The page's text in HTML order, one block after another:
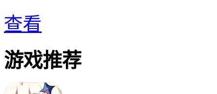
查看
游戏推荐